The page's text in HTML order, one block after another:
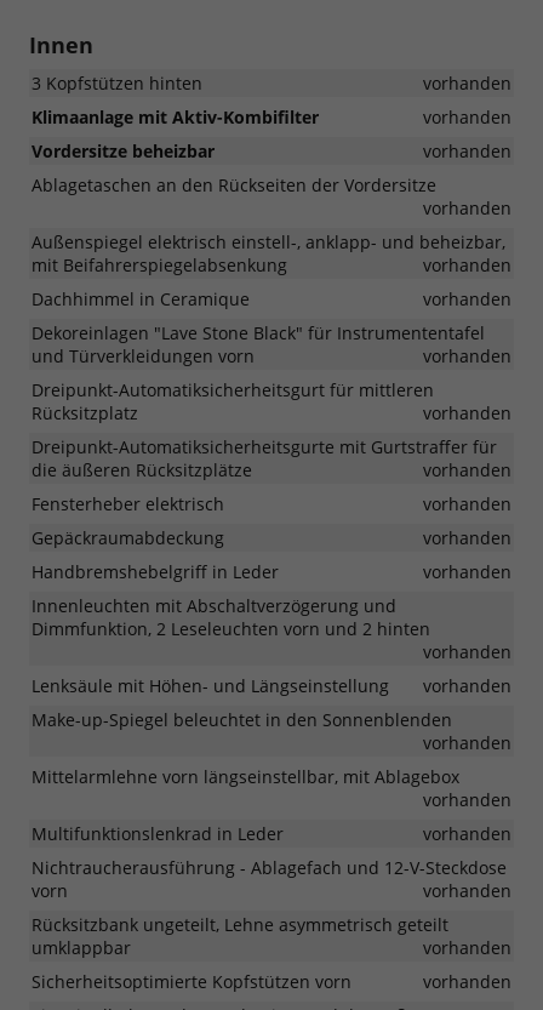
Innen
3 Kopfstützen hinten
vorhanden
Klimaanlage mit Aktiv-Kombifilter
vorhanden
Vordersitze beheizbar
vorhanden
Ablagetaschen an den Rückseiten der Vordersitze
vorhanden
Außenspiegel elektrisch einstell-, anklapp- und beheizbar,
mit Beifahrerspiegelabsenkung
vorhanden
Dachhimmel in Ceramique
vorhanden
Dekoreinlagen "Lave Stone Black" für Instrumententafel
und Türverkleidungen vorn
vorhanden
Dreipunkt-Automatiksicherheitsgurt für mittleren
Rücksitzplatz
vorhanden
Dreipunkt-Automatiksicherheitsgurte mit Gurtstraffer für
die äußeren Rücksitzplätze
vorhanden
Fensterheber elektrisch
vorhanden
Gepäckraumabdeckung
vorhanden
Handbremshebelgriff in Leder
vorhanden
Innenleuchten mit Abschaltverzögerung und
Dimmfunktion, 2 Leseleuchten vorn und 2 hinten
vorhanden
Lenksäule mit Höhen- und Längseinstellung
vorhanden
Make-up-Spiegel beleuchtet in den Sonnenblenden
vorhanden
Mittelarmlehne vorn längseinstellbar, mit Ablagebox
vorhanden
Multifunktionslenkrad in Leder
vorhanden
Nichtraucherausführung - Ablagefach und 12-V-Steckdose
vorn
vorhanden
Rücksitzbank ungeteilt, Lehne asymmetrisch geteilt
umklappbar
vorhanden
Sicherheitsoptimierte Kopfstützen vorn
vorhanden